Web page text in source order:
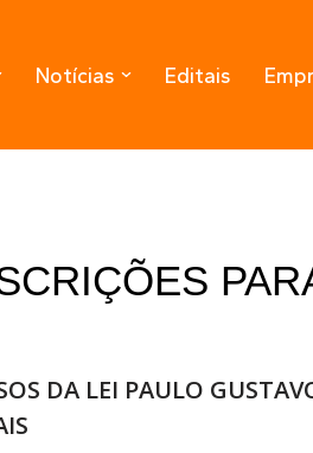
Notícias Editais
DA LEI PAULO